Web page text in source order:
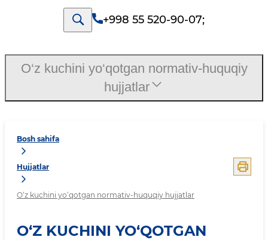
+998 55 520-90-07;
Bosh sahifa
Hujjatlar
O‘z kuchini yo‘qotgan normativ-huquqiy hujjatlar
O‘Z KUCHINI YO‘QOTGAN
O‘z kuchini yo‘qotgan normativ-huquqiy
hujjatlar